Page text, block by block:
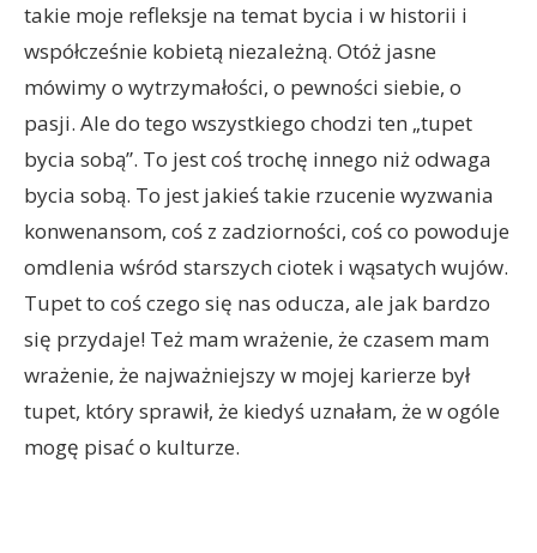
takie moje refleksje na temat bycia i w historii i
współcześnie kobietą niezależną. Otóż jasne
mówimy o wytrzymałości, o pewności siebie, o
pasji. Ale do tego wszystkiego chodzi ten „tupet
bycia sobą”. To jest coś trochę innego niż odwaga
bycia sobą. To jest jakieś takie rzucenie wyzwania
konwenansom, coś z zadziorności, coś co powoduje
omdlenia wśród starszych ciotek i wąsatych wujów.
Tupet to coś czego się nas oducza, ale jak bardzo
się przydaje! Też mam wrażenie, że czasem mam
wrażenie, że najważniejszy w mojej karierze był
tupet, który sprawił, że kiedyś uznałam, że w ogóle
mogę pisać o kulturze.